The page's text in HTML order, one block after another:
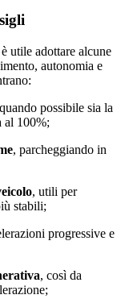
utile adottare alcune
autonomia e
possibile sia la
al 100%;
, parcheggiando in
, utili per
stabili;
progressive e
, così da